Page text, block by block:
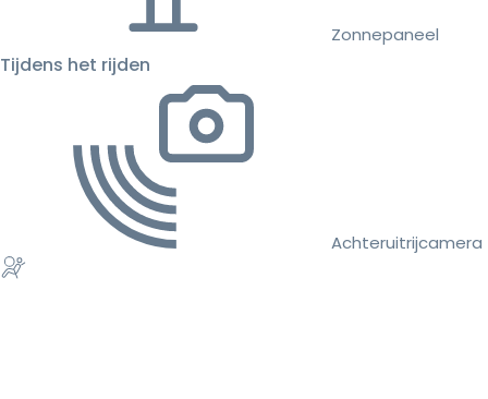
Zonnepaneel
Tijdens het rijden
Achteruitrijcamera